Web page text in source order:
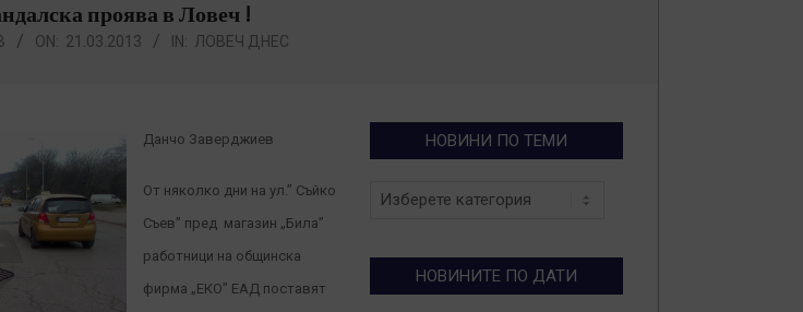
проява в Ловеч !
ON: 21.03.2013 IN: ЛОВЕЧ ДНЕС
Данчо Заверджиев
От няколко дни на ул.” Съйко
Съев” пред магазин „Била”
работници на общинска
фирма „ЕКО” ЕАД поставят
НОВИНИ ПО ТЕМИ
Новини
НОВИНИТЕ ПО ДАТИ